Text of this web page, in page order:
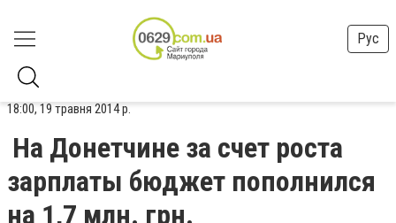
Рус
18:00, 19 травня 2014 р.
На Донетчине за счет роста
зарплаты бюджет пополнился
на 1,7 млн. грн.